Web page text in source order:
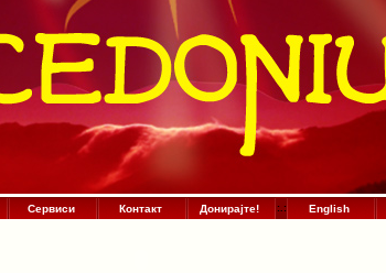
Сервиси Контакт Донирајте! :. : English